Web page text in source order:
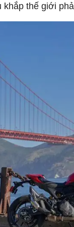
thế giới